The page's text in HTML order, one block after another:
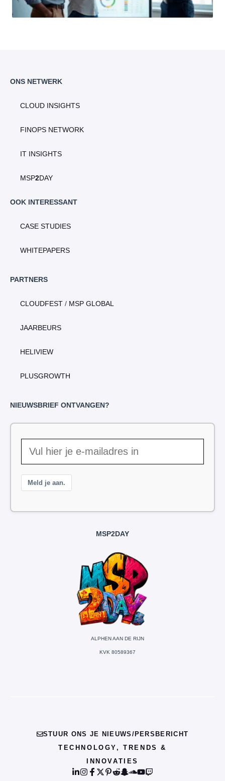
ONS NETWERK
CLOUD INSIGHTS
FINOPS NETWORK
IT INSIGHTS
MSP2DAY
OOK INTERESSANT
CASE STUDIES
WHITEPAPERS
PARTNERS
CLOUDFEST / MSP GLOBAL
JAARBEURS
HELIVIEW
PLUSGROWTH
NIEUWSBRIEF ONTVANGEN?
Meld je aan.
MSP2DAY
ALPHEN AAN DE RIJN
KVK 80589367
STUUR ONS JE NIEUWS/PERSBERICHT
TECHNOLOGY, TRENDS &
INNOVATIES